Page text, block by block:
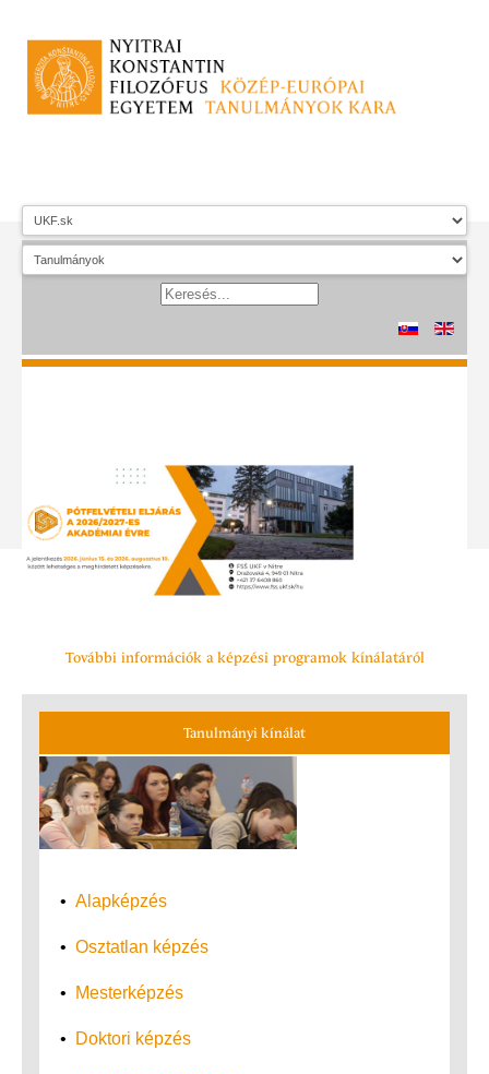
További információk a képzési programok kínálatáról
Tanulmányi kínálat
• Alapképzés
• Osztatlan képzés
• Mesterképzés
• Doktori képzés